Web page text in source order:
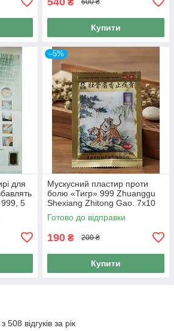
600 ₴
Купити
для
999, 5
–5%
Мускусний пластир проти
болю «Тигр» 999 Zhuanggu
Shexiang Zhitong Gao. 7х10
см/10 шт. в упаковці
Готово до відправки
190 ₴ 200 ₴
Купити
відгуків за рік